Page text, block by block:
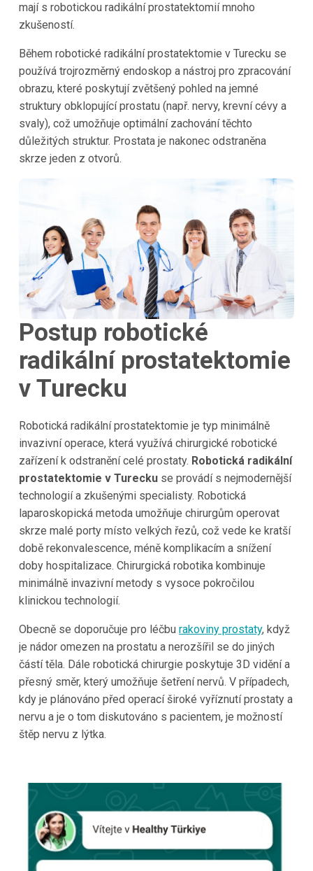
mají s robotickou radikální prostatektomií mnoho
zkušeností.
Během robotické radikální prostatektomie v Turecku se
používá trojrozměrný endoskop a nástroj pro zpracování
obrazu, které poskytují zvětšený pohled na jemné
struktury obklopující prostatu (např. nervy, krevní cévy a
svaly), což umožňuje optimální zachování těchto
důležitých struktur. Prostata je nakonec odstraněna
skrze jeden z otvorů.
Postup robotické
radikální prostatektomie
v Turecku
Robotická radikální prostatektomie je typ minimálně
invazivní operace, která využívá chirurgické robotické
zařízení k odstranění celé prostaty. Robotická radikální
prostatektomie v Tureckuse provádí s nejmodernější
technologií a zkušenými specialisty. Robotická
laparoskopická metoda umožňuje chirurgům operovat
skrze malé porty místo velkých řezů, což vede ke kratší
době rekonvalescence, méně komplikacím a snížení
doby hospitalizace. Chirurgická robotika kombinuje
minimálně invazivní metody s vysoce pokročilou
klinickou technologií.
Obecně se doporučuje pro léčbu rakoviny prostaty, když
je nádor omezen na prostatu a nerozšířil se do jiných
částí těla. Dále robotická chirurgie poskytuje 3D vidění a
přesný směr, který umožňuje šetření nervů. V případech,
kdy je plánováno před operací široké vyříznutí prostaty a
nervu a je o tom diskutováno s pacientem, je možností
štěp nervu z lýtka.